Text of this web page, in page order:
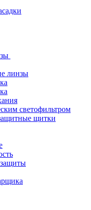
линзы
светофильтром
щитки
защиты